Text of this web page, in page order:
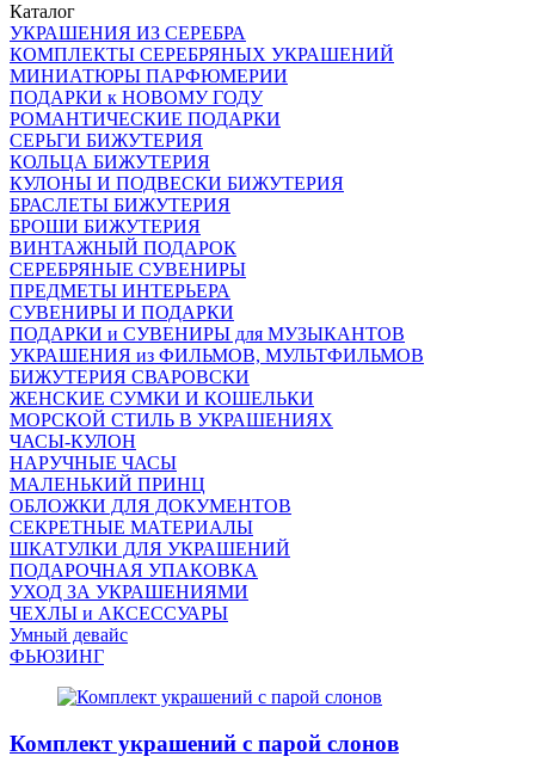
Каталог
УКРАШЕНИЯ ИЗ СЕРЕБРА
КОМПЛЕКТЫ СЕРЕБРЯНЫХ УКРАШЕНИЙ
МИНИАТЮРЫ ПАРФЮМЕРИИ
ПОДАРКИ к НОВОМУ ГОДУ
РОМАНТИЧЕСКИЕ ПОДАРКИ
СЕРЬГИ БИЖУТЕРИЯ
КОЛЬЦА БИЖУТЕРИЯ
КУЛОНЫ И ПОДВЕСКИ БИЖУТЕРИЯ
БРАСЛЕТЫ БИЖУТЕРИЯ
БРОШИ БИЖУТЕРИЯ
ВИНТАЖНЫЙ ПОДАРОК
СЕРЕБРЯНЫЕ СУВЕНИРЫ
ПРЕДМЕТЫ ИНТЕРЬЕРА
СУВЕНИРЫ И ПОДАРКИ
ПОДАРКИ и СУВЕНИРЫ для МУЗЫКАНТОВ
УКРАШЕНИЯ из ФИЛЬМОВ, МУЛЬТФИЛЬМОВ
БИЖУТЕРИЯ СВАРОВСКИ
ЖЕНСКИЕ СУМКИ И КОШЕЛЬКИ
МОРСКОЙ СТИЛЬ В УКРАШЕНИЯХ
ЧАСЫ-КУЛОН
НАРУЧНЫЕ ЧАСЫ
МАЛЕНЬКИЙ ПРИНЦ
ОБЛОЖКИ ДЛЯ ДОКУМЕНТОВ
СЕКРЕТНЫЕ МАТЕРИАЛЫ
ШКАТУЛКИ ДЛЯ УКРАШЕНИЙ
ПОДАРОЧНАЯ УПАКОВКА
УХОД ЗА УКРАШЕНИЯМИ
ЧEХЛЫ и АКСЕССУАРЫ
Умный девайс
ФЬЮЗИНГ
Комплект украшений с парой слонов